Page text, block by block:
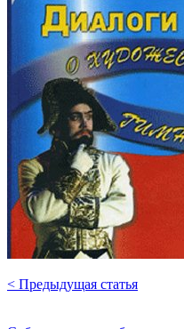
< Предыдущая статья